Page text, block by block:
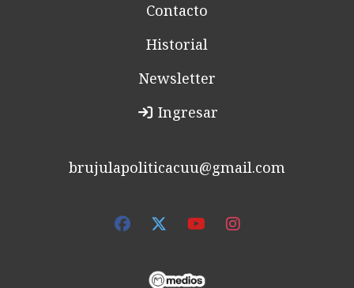
Contacto
Historial
Newsletter
Ingresar
brujulapoliticacuu@gmail.com